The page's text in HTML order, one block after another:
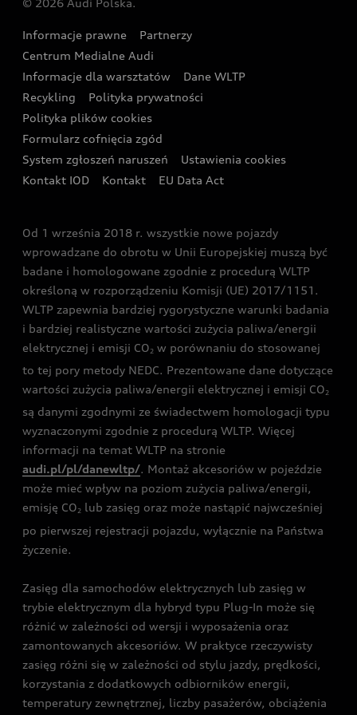
Wyszukaj najbliższego Partnera Audi
Oferta dla przedsiębiorców
Oferta dla klientów prywatnych
Kalkulator rat
Ubezpieczenie
Audi exclusive
Zasięg
Gwarancja
Akcje serwisowe Audi
Katalog online akcesoriów
Audi i Muzeum Sztuki Nowoczesnej w Warszawie
Audi driving experience
Audi quattro Cup
Audi i Puchar Świata w Skokach Narciarskich w
Zakopanem
© 2026 Audi Polska.
Informacje prawne
Partnerzy
Centrum Medialne Audi
Informacje dla warsztatów
Dane WLTP
Recykling
Polityka prywatności
Polityka plików cookies
Formularz cofnięcia zgód
System zgłoszeń naruszeń
Ustawienia cookies
Kontakt IOD
Kontakt EU Data Act
Od 1 września 2018 r. wszystkie nowe pojazdy
wprowadzane do obrotu w Unii Europejskiej muszą być
badane i homologowane zgodnie z procedurą WLTP
określoną w rozporządzeniu Komisji (UE) 2017/1151.
WLTP zapewnia bardziej rygorystyczne warunki badania
i bardziej realistyczne wartości zużycia paliwa/energii
elektrycznej i emisji CO2 w porównaniu do stosowanej
to tej pory metody NEDC. Prezentowane dane dotyczące
wartości zużycia paliwa/energii elektrycznej i emisji CO2
są danymi zgodnymi ze świadectwem homologacji typu
wyznaczonymi zgodnie z procedurą WLTP. Więcej
informacji na temat WLTP na stronie
audi.pl/pl/danewltp/. Montaż akcesoriów w pojeździe
może mieć wpływ na poziom zużycia paliwa/energii,
emisję CO2 lub zasięg oraz może nastąpić najwcześniej
po pierwszej rejestracji pojazdu, wyłącznie na Państwa
życzenie.
Zasięg dla samochodów elektrycznych lub zasięg w
trybie elektrycznym dla hybryd typu Plug-In może się
różnić w zależności od wersji i wyposażenia oraz
zamontowanych akcesoriów. W praktyce rzeczywisty
zasięg różni się w zależności od stylu jazdy, prędkości,
korzystania z dodatkowych odbiorników energii,
temperatury zewnętrznej, liczby pasażerów, obciążenia